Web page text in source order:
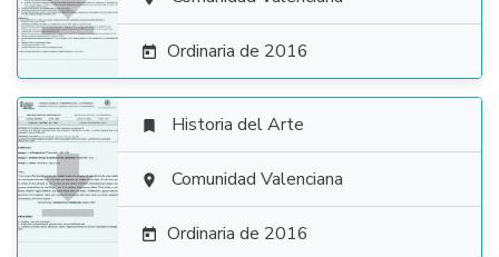
 Ordinaria de 2016

 Historia del Arte
 Comunidad Valenciana
 Ordinaria de 2016